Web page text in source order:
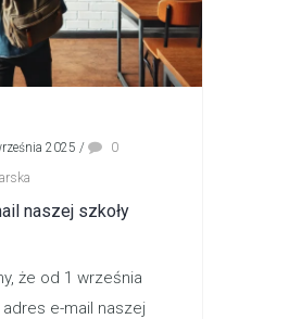
2025 /
0
naszej szkoły
że od 1 września
adres e-mail naszej